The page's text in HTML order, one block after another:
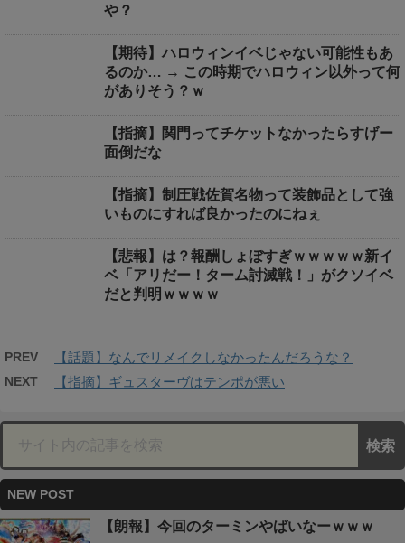
や？
【期待】ハロウィンイベじゃない可能性もあ
るのか… → この時期でハロウィン以外って何
がありそう？ｗ
【指摘】関門ってチケットなかったらすげー
面倒だな
【指摘】制圧戦佐賀名物って装飾品として強
いものにすれば良かったのにねぇ
【悲報】は？報酬しょぼすぎｗｗｗｗｗ新イ
ベ「アリだー！ターム討滅戦！」がクソイベ
だと判明ｗｗｗｗ
PREV 【話題】なんでリメイクしなかったんだろうな？
NEXT 【指摘】ギュスターヴはテンポが悪い
NEW POST
【朗報】今回のターミンやばいなーｗｗｗ